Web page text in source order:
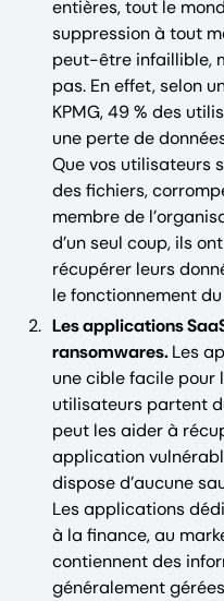
entières, tout le
suppression à tout
peut-être infaillible,
pas. En effet, selon
KPMG, 49 % des
une perte de
Que vos utilisateurs
des fichiers,
membre de
d’un seul coup, ils
récupérer leurs
le fonctionnement
Les applications
ransomwares.Les
une cible facile pour
utilisateurs partent
peut les aider à
application
dispose d’aucune
Les applications
à la finance, au
contiennent des
généralement